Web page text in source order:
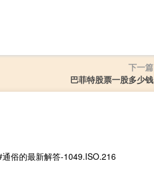
下一篇
巴菲特股票一股多少钱
俗的最新解答-1049.ISO.216